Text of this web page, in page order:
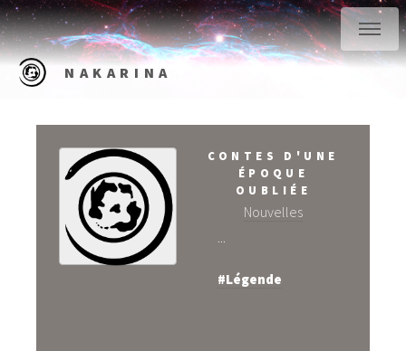
NAKARINA
CONTES D'UNE
ÉPOQUE
OUBLIÉE
Nouvelles
#Légende